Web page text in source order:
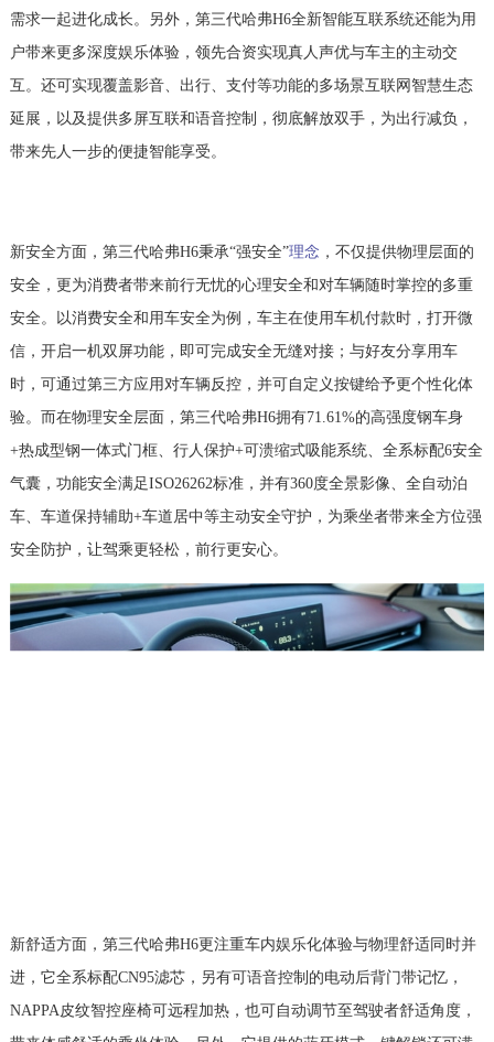
需求一起进化成长。另外，第三代哈弗H6全新智能互联系统还能为用
户带来更多深度娱乐体验，领先合资实现真人声优与车主的主动交
互。还可实现覆盖影音、出行、支付等功能的多场景互联网智慧生态
延展，以及提供多屏互联和语音控制，彻底解放双手，为出行减负，
带来先人一步的便捷智能享受。
新安全方面，第三代哈弗H6秉承“强安全”理念 ，不仅提供物理层面的
安全，更为消费者带来前行无忧的心理安全和对车辆随时掌控的多重
安全。以消费安全和用车安全为例，车主在使用车机付款时，打开微
信，开启一机双屏功能，即可完成安全无缝对接；与好友分享用车
时，可通过第三方应用对车辆反控，并可自定义按键给予更个性化体
验。而在物理安全层面，第三代哈弗H6拥有71.61%的高强度钢车身
+热成型钢一体式门框、行人保护+可溃缩式吸能系统、全系标配6安全
气囊，功能安全满足ISO26262标准，并有360度全景影像、全自动泊
车、车道保持辅助+车道居中等主动安全守护，为乘坐者带来全方位强
安全防护，让驾乘更轻松，前行更安心。
新舒适方面，第三代哈弗H6更注重车内娱乐化体验与物理舒适同时并
进，它全系标配CN95滤芯，另有可语音控制的电动后背门带记忆，
NAPPA皮纹智控座椅可远程加热，也可自动调节至驾驶者舒适角度，